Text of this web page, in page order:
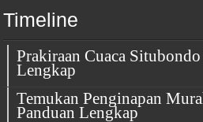
Timeline
Prakiraan Cuaca
Lengkap
Temukan Penginapan
Panduan Lengkap